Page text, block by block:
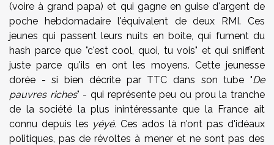
(voire à grand papa) et qui gagne en guise d'argent de
poche hebdomadaire l'équivalent de deux RMI. Ces
jeunes qui passent leurs nuits en boite, qui fument du
hash parce que "c'est cool, quoi, tu vois" et qui sniffent
juste parce qu'ils en ont les moyens. Cette jeunesse
dorée - si bien décrite par TTC dans son tube "De
pauvres riches" - qui représente peu ou prou la tranche
de la société la plus inintéressante que la France ait
connu depuis les yéyé. Ces ados là n'ont pas d'idéaux
politiques, pas de révoltes à mener et ne sont pas des